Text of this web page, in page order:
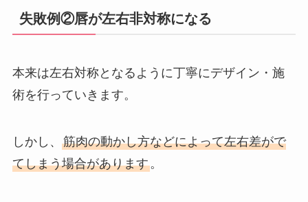
失敗例②唇が左右非対称になる
本来は左右対称となるように丁寧にデザイン・施
術を行っていきます。
しかし、 筋肉の動かし方などによって左右差がで
てしまう場合があります。